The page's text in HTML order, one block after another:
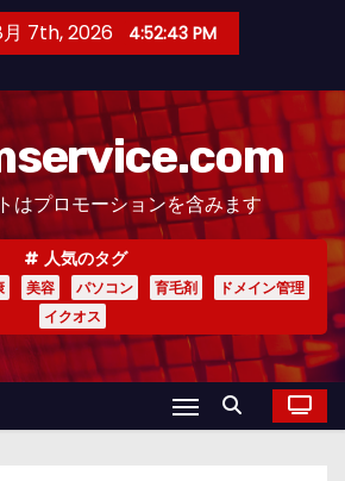
月 7th, 2026 4:52:44 PM
はプロモーションを含みます
人気のタグ
美容 パソコン 育毛剤
ドメイン管理
イクオス